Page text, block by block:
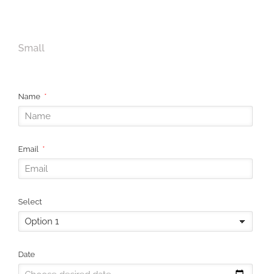
Small
Name
Email
Select
Date